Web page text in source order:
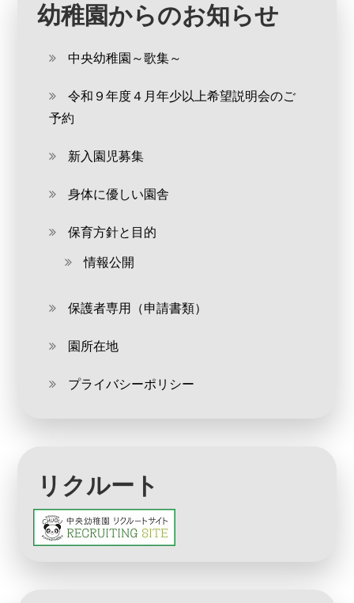
幼稚園からのお知らせ
中央幼稚園～歌集～
令和９年度４月年少以上希望説明会のご
予約
新入園児募集
身体に優しい園舎
保育方針と目的
情報公開
保護者専用（申請書類）
園所在地
プライバシーポリシー
リクルート